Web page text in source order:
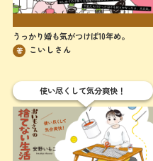
うっかり婚も気がつけば10年め。
著 こいしさん
使い尽くして気分爽快！